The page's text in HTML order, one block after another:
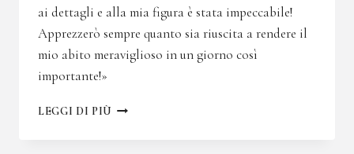
ai dettagli e alla mia figura è stata impeccabile!
Apprezzerò sempre quanto sia riuscita a rendere il
mio abito meraviglioso in un giorno così
importante!»
LEGGI DI PIÙ CHRISTINE